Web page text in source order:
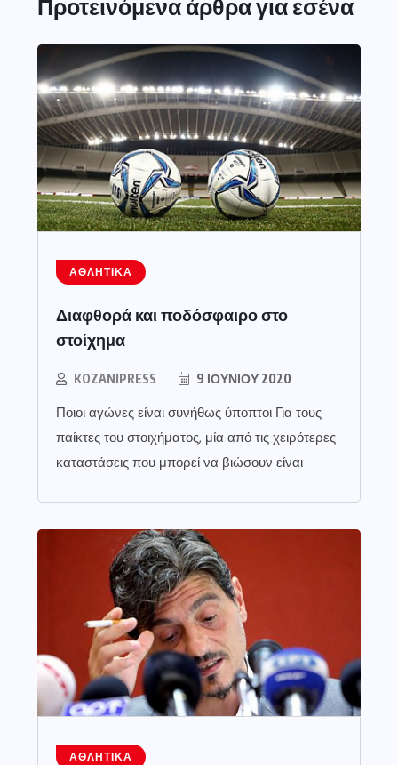
Προτεινόμενα άρθρα για εσένα
ΑΘΛΗΤΙΚΆ
Διαφθορά και ποδόσφαιρο στο
στοίχημα
KOZANIPRESS 9 ΙΟΥΝΊΟΥ 2020
Ποιοι αγώνες είναι συνήθως ύποπτοι Για τους
παίκτες του στοιχήματος, μία από τις χειρότερες
καταστάσεις που μπορεί να βιώσουν είναι
ΑΘΛΗΤΙΚΆ